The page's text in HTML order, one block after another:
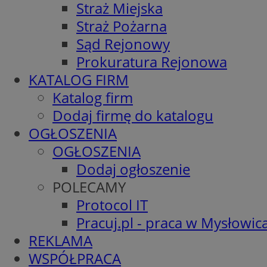
Straż Miejska
Straż Pożarna
Sąd Rejonowy
Prokuratura Rejonowa
KATALOG FIRM
Katalog firm
Dodaj firmę do katalogu
OGŁOSZENIA
OGŁOSZENIA
Dodaj ogłoszenie
POLECAMY
Protocol IT
Pracuj.pl - praca w
REKLAMA
WSPÓŁPRACA